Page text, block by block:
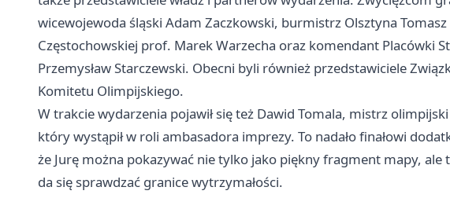
wicewojewoda śląski Adam Zaczkowski, burmistrz Olsztyna
Częstochowskiej prof. Marek Warzecha oraz komendant Placówki
Przemysław Starczewski. Obecni byli również przedstawiciele
Komitetu Olimpijskiego.
W trakcie wydarzenia pojawił się też Dawid Tomala, mistrz
który wystąpił w roli ambasadora imprezy. To nadało finałowi
że Jurę można pokazywać nie tylko jako piękny fragment mapy,
da się sprawdzać granice wytrzymałości.